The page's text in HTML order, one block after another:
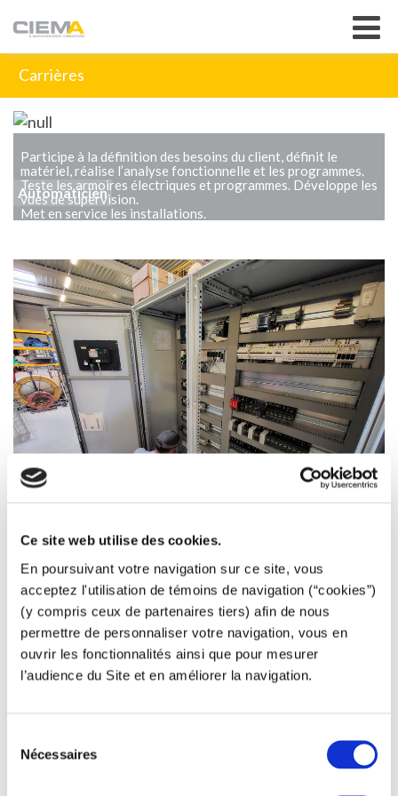
Ce site web utilise des cookies.
En poursuivant votre navigation sur ce site, vous
acceptez l'utilisation de témoins de navigation (“cookies”)
(y compris ceux de partenaires tiers) afin de nous
permettre de personnaliser votre navigation, vous en
ouvrir les fonctionnalités ainsi que pour mesurer
l’audience du Site et en améliorer la navigation.
Nécessaires
Carrières
Automaticien
Participe à la définition des besoins du client, définit le
matériel, réalise l’analyse fonctionnelle et les programmes.
Teste les armoires électriques et programmes. Développe les
vues de supervision.
Met en service les installations.
Câbleur d'armoire
Effectue les câblages et le montage des composants à partir
de plans.
Installe les équipements électriques. Contrôle et dépanne les
installations.